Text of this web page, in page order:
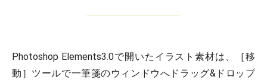
Photoshop Elements3.0で開いたイラスト素材は、［移
動］ツールで一筆箋のウィンドウへドラッグ&ドロップ